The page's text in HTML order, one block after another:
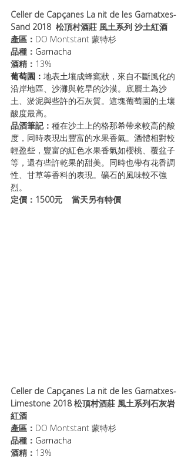
Celler de Capçanes La nit de les Garnatxes-
Sand 2018 松頂村酒莊 風土系列 沙土紅酒
產區： DO Montstant 蒙特杉
品種： Garnacha
酒精： 13%
葡萄園： 地表土壤成蜂窩狀，來自不斷風化的
沿岸地區、沙灘與乾旱的沙漠。底層土為沙
土、淤泥與些許的石灰質。這塊葡萄園的土壤
酸度最高。
品酒筆記： 種在沙土上的格那希帶來較高的酸
度，同時表現出豐富的水果香氣。酒體相對較
輕盈些，豐富的紅色水果香氣如櫻桃、覆盆子
等，還有些許乾果的甜美。同時也帶有花香調
性、甘草等香料的表現。礦石的風味較不強
烈。
定價：1500元    當天另有特價
Celler de Capçanes La nit de les Garnatxes-
Limestone 2018 松頂村酒莊 風土系列石灰岩
紅酒
產區： DO Montstant 蒙特杉
品種： Garnacha
酒精： 13%